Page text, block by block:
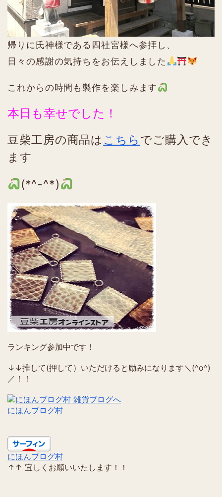
帰りに氏神様である四社宮様へ参拝し、
日々の感謝の気持ちをお伝えしました
これからの時間も製作を楽しみます
本日も幸せでした！
豆柴工房の商品は こちら でご購入でき
ます
(*^-^*)
ランキング参加中です！
↓↓推して(押して）いただけると励みになります＼(^o^)
／！！
にほんブログ村
にほんブログ村
↑↑ 宜しくお願いいたします！！